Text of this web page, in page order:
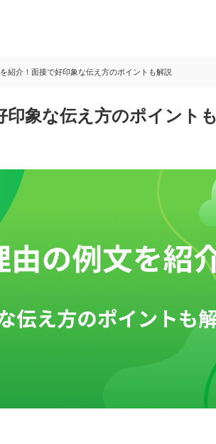
紹介！面接で好印象な伝え方のポイントも解説
印象な伝え方のポイント